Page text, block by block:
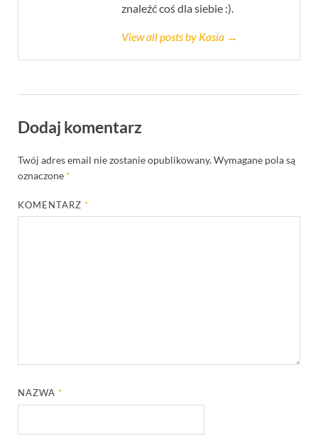
znaleźć coś dla siebie :).
View all posts by Kasia →
Dodaj komentarz
Twój adres email nie zostanie opublikowany.Wymagane pola są
oznaczone *
KOMENTARZ*
NAZWA*